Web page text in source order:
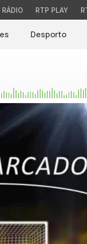
RÁDIO RTP PLAY
Desporto